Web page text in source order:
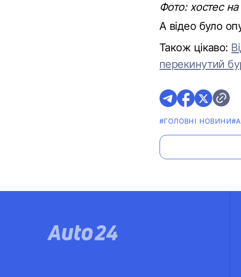
Фото: хостес
А відео було
Також цікаво:
перекинутий
#ГОЛОВНІ НОВИНИ